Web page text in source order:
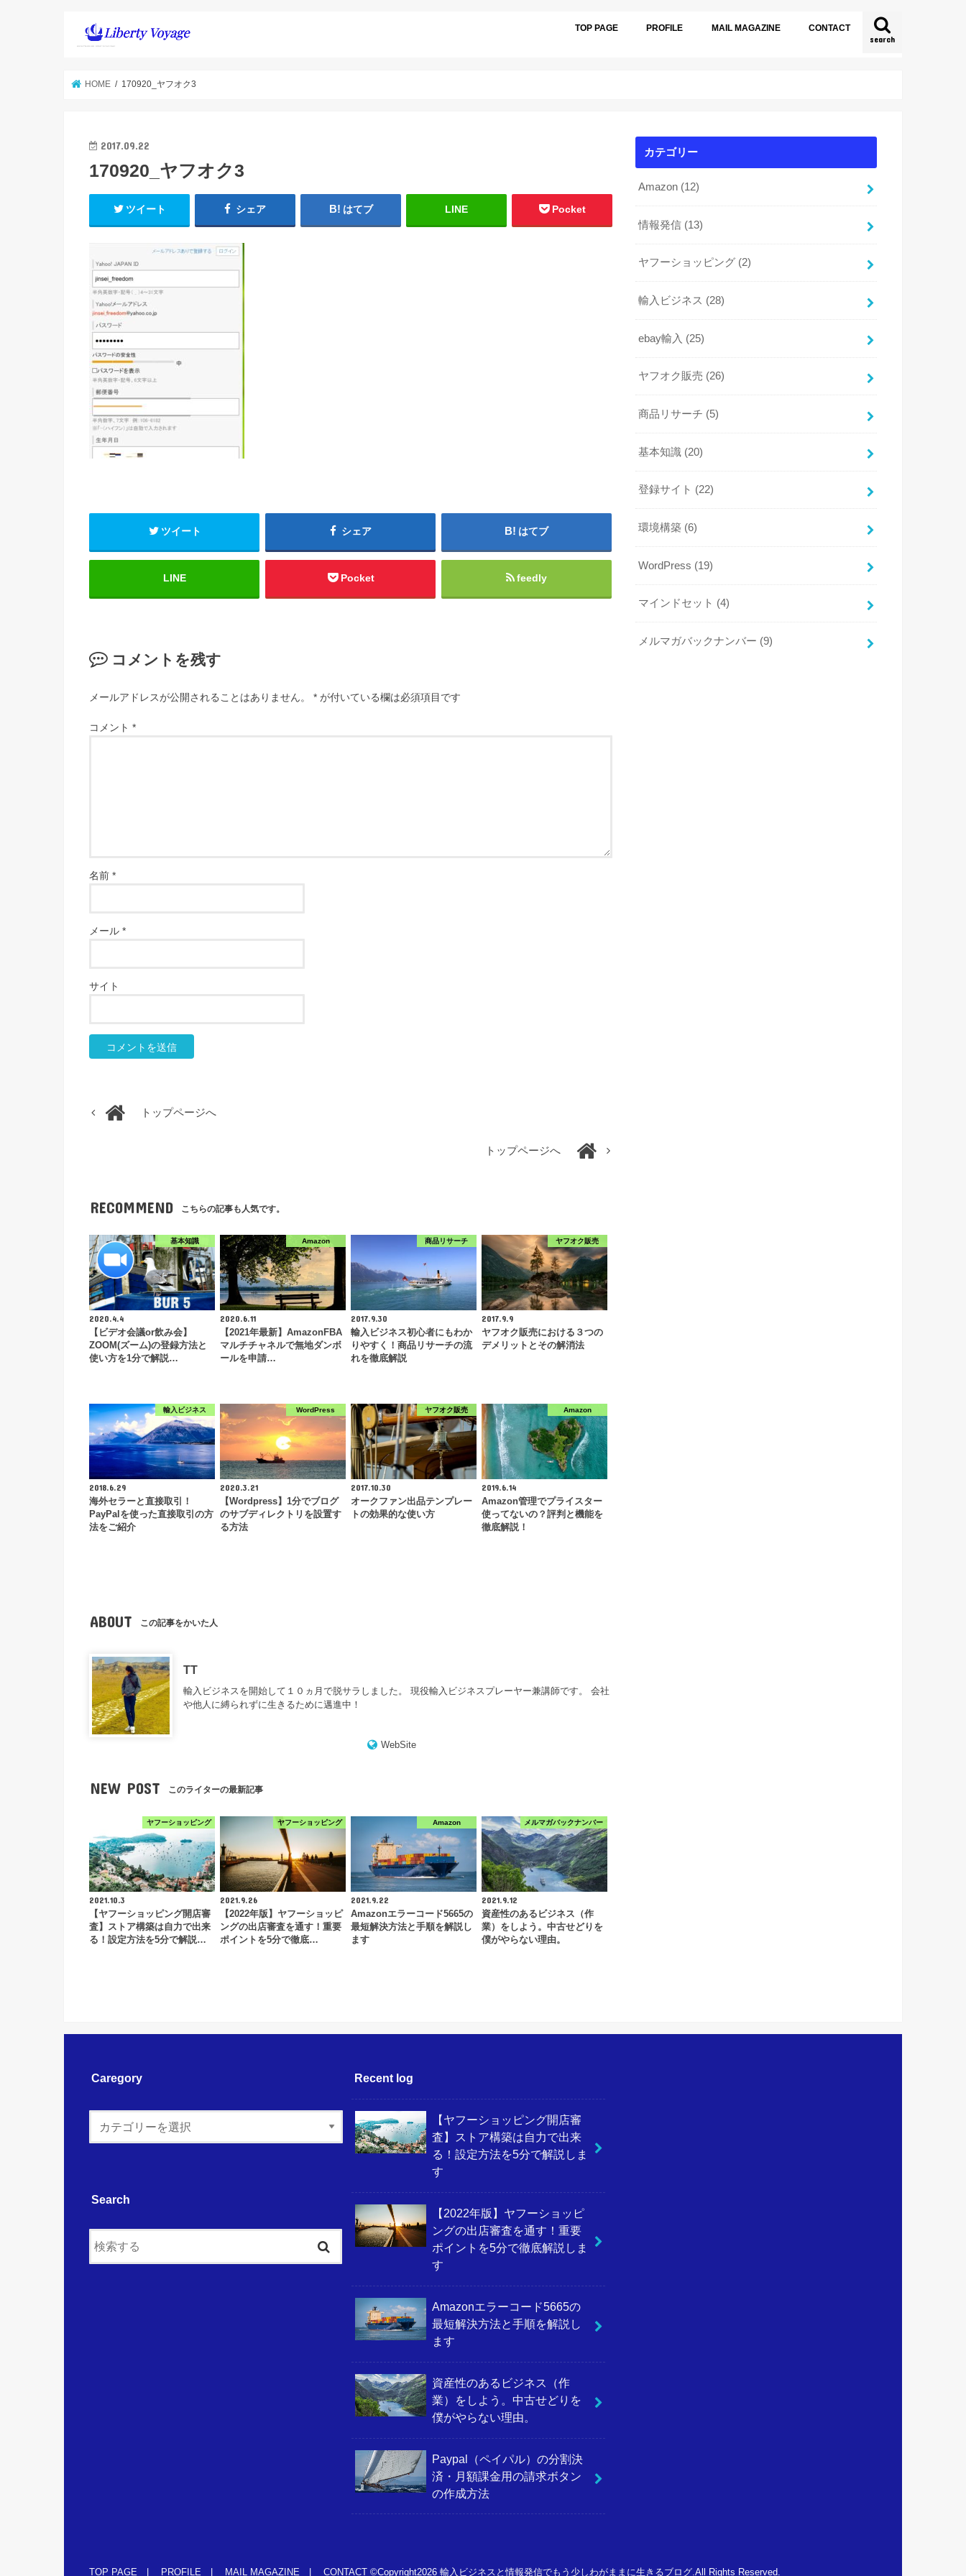
search
TOP PAGE PROFILE MAIL MAGAZINE CONTACT
HOME 170920_ヤフオク3
2017.09.22
170920_ヤフオク3
ツイート シェア はてブ LINE Pocket
ツイート シェア はてブ
LINE Pocket feedly
コメントを残す
メールアドレスが公開されることはありません。 * が付いている欄は必須項目です
コメント *
名前 *
メール *
サイト
トップページへ
トップページへ
RECOMMEND こちらの記事も人気です。
基本知識
2020.4.4
【ビデオ会議or飲み会】
ZOOM(ズーム)の登録方法と
使い方を1分で解説…
Amazon
2020.6.11
【2021年最新】AmazonFBA
マルチチャネルで無地ダンボ
ールを申請…
商品リサーチ
2017.9.30
輸入ビジネス初心者にもわか
りやすく！商品リサーチの流
れを徹底解説
ヤフオク販売
2017.9.9
ヤフオク販売における３つの
デメリットとその解消法
輸入ビジネス
2018.6.29
海外セラーと直接取引！
PayPalを使った直接取引の方
法をご紹介
WordPress
2020.3.21
【Wordpress】1分でブログ
のサブディレクトリを設置す
る方法
ヤフオク販売
2017.10.30
オークファン出品テンプレー
トの効果的な使い方
Amazon
2019.6.14
Amazon管理でプライスター
使ってないの？評判と機能を
徹底解説！
ABOUT この記事をかいた人
TT
輸入ビジネスを開始して１０ヵ月で脱サラしました。 現役輸入ビジネスプレーヤー兼講師です。 会社
や他人に縛られずに生きるために邁進中！
WebSite
NEW POST このライターの最新記事
ヤフーショッピング
2021.10.3
【ヤフーショッピング開店審
査】ストア構築は自力で出来
る！設定方法を5分で解説…
ヤフーショッピング
2021.9.26
【2022年版】ヤフーショッピ
ングの出店審査を通す！重要
ポイントを5分で徹底…
Amazon
2021.9.22
Amazonエラーコード5665の
最短解決方法と手順を解説し
ます
メルマガバックナンバー
2021.9.12
資産性のあるビジネス（作
業）をしよう。中古せどりを
僕がやらない理由。
カテゴリー
Amazon (12)
情報発信 (13)
ヤフーショッピング (2)
輸入ビジネス (28)
ebay輸入 (25)
ヤフオク販売 (26)
商品リサーチ (5)
基本知識 (20)
登録サイト (22)
環境構築 (6)
WordPress (19)
マインドセット (4)
メルマガバックナンバー (9)
Caregory
Search
Recent log
【ヤフーショッピング開店審
査】ストア構築は自力で出来
る！設定方法を5分で解説しま
す
【2022年版】ヤフーショッピ
ングの出店審査を通す！重要
ポイントを5分で徹底解説しま
す
Amazonエラーコード5665の
最短解決方法と手順を解説し
ます
資産性のあるビジネス（作
業）をしよう。中古せどりを
僕がやらない理由。
Paypal（ペイパル）の分割決
済・月額課金用の請求ボタン
の作成方法
TOP PAGE PROFILE MAIL MAGAZINE CONTACT ©Copyright2026 輸入ビジネスと情報発信でもう少しわがままに生きるブログ.All Rights Reserved.